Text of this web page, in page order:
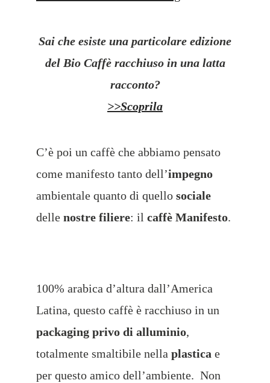
Sai che esiste una particolare edizione
del Bio Caffè racchiuso in una latta
racconto?
>>Scoprila
C’è poi un caffè che abbiamo pensato
come manifesto tanto dell’impegno
ambientale quanto di quello sociale
delle nostre filiere: il caffè Manifesto.
100% arabica d’altura dall’America
Latina, questo caffè è racchiuso in un
packaging privo di alluminio,
totalmente smaltibile nella plastica e
per questo amico dell’ambiente. Non